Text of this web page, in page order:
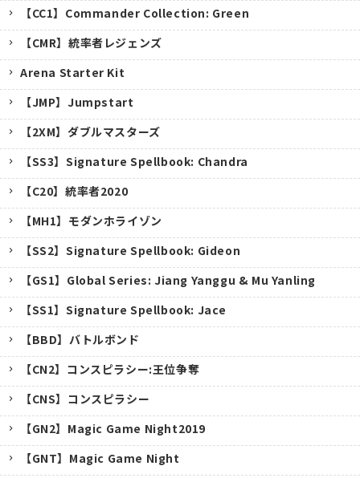
【CC1】Commander Collection: Green
【CMR】統率者レジェンズ
Arena Starter Kit
【JMP】Jumpstart
【2XM】ダブルマスターズ
【SS3】Signature Spellbook: Chandra
【C20】統率者2020
【MH1】モダンホライゾン
【SS2】Signature Spellbook: Gideon
【GS1】Global Series: Jiang Yanggu & Mu Yanling
【SS1】Signature Spellbook: Jace
【BBD】バトルボンド
【CN2】コンスピラシー:王位争奪
【CNS】コンスピラシー
【GN2】Magic Game Night2019
【GNT】Magic Game Night